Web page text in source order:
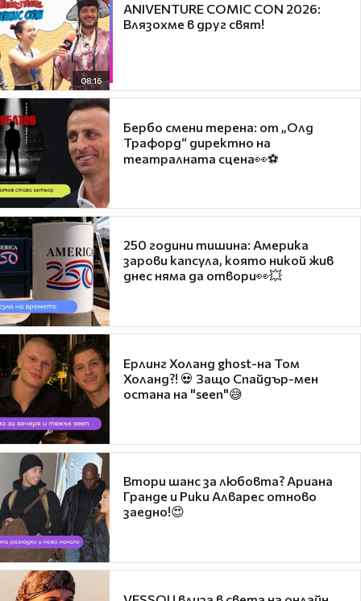
08:16
ANIVENTURE COMIC CON 2026:
Влязохме в друг свят!
Бербо смени терена: от „Олд
Трафорд“ директно на
театралната сцена👀⚽
250 години тишина: Америка
зарови капсула, която никой жив
днес няма да отвори👀💥
Ерлинг Холанд ghost-на Том
Холанд?! 💀 Защо Спайдър-мен
остана на "seen"😅
Втори шанс за любовта? Ариана
Гранде и Рики Алварес отново
заедно!😍